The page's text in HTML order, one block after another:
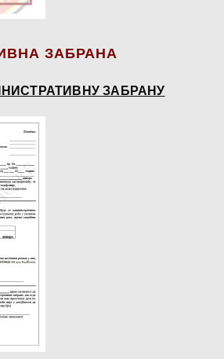
ЗАБРАНА
ЗАБРАНУ